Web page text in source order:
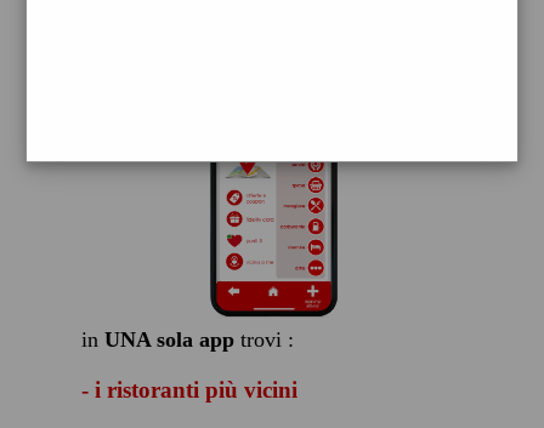
in UNA sola apptrovi :
- i ristoranti più vicini